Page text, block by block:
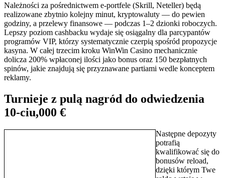
Należności za pośrednictwem e-portfele (Skrill, Neteller) będą
realizowane zbytnio kolejny minut, kryptowaluty — do pewien
godziny, a przelewy finansowe — podczas 1–2 dzionki roboczych.
Lepszy poziom cashbacku wydaje się osiągalny dla parcypantów
programów VIP, którzy systematycznie czerpią spośród propozycje
kasyna. W całej trzecim kroku WinWin Casino mechanicznie
dolicza 200% wpłaconej ilości jako bonus oraz 150 bezpłatnych
spinów, jakie znajdują się przyznawane partiami wedle konceptem
reklamy.
Turnieje z pulą nagród do odwiedzenia
10-ciu,000 €
Następne depozyty
potrafią
kwalifikować się do
bonusów reload,
dzięki którym Twe